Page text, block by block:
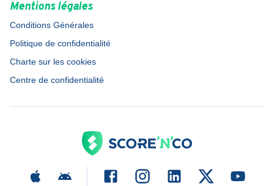
Mentions légales
Conditions Générales
Politique de confidentialité
Charte sur les cookies
Centre de confidentialité